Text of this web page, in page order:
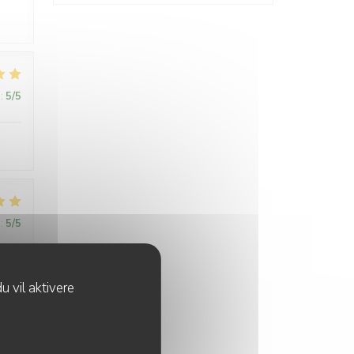
vil aktivere
: 5/5
: 5/5